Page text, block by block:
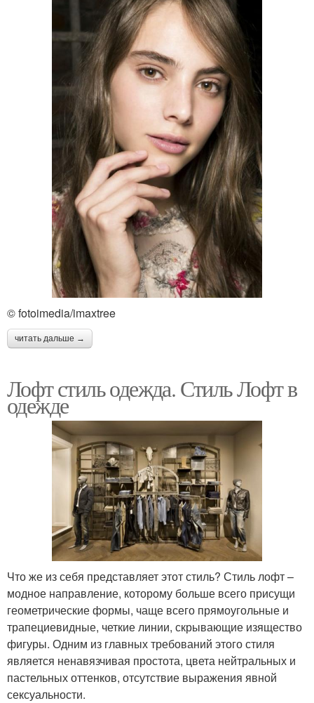
© fotoimedia/imaxtree
читать дальше →
Лофт стиль одежда. Стиль Лофт в
одежде
Что же из себя представляет этот стиль? Стиль лофт –
модное направление, которому больше всего присущи
геометрические формы, чаще всего прямоугольные и
трапециевидные, четкие линии, скрывающие изящество
фигуры. Одним из главных требований этого стиля
является ненавязчивая простота, цвета нейтральных и
пастельных оттенков, отсутствие выражения явной
сексуальности.